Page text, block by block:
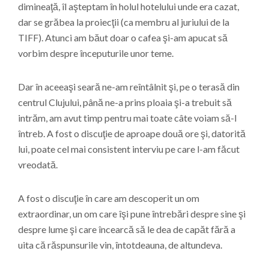
dimineaţă, îl aşteptam în holul hotelului unde era cazat,
dar se grăbea la proiecţii (ca membru al juriului de la
TIFF). Atunci am băut doar o cafea şi-am apucat să
vorbim despre începuturile unor teme.
Dar în aceeaşi seară ne-am reîntâlnit şi, pe o terasă din
centrul Clujului, până ne-a prins ploaia şi-a trebuit să
intrăm, am avut timp pentru mai toate câte voiam să-l
întreb. A fost o discuţie de aproape două ore şi, datorită
lui, poate cel mai consistent interviu pe care l-am făcut
vreodată.
A fost o discuţie în care am descoperit un om
extraordinar, un om care îşi pune întrebări despre sine şi
despre lume şi care încearcă să le dea de capăt fără a
uita că răspunsurile vin, întotdeauna, de altundeva.